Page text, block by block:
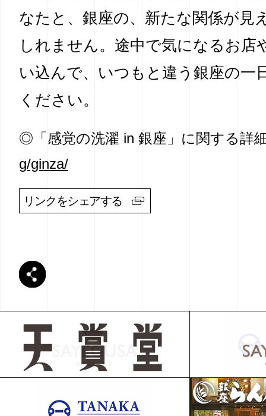
なたと、銀座の、新たな関係が見
しれません。途中で気になるお店
い込んで、いつもと違う銀座の一
ください。
◎「感覚の洗濯 in 銀座」に関する詳
g/ginza/
リンクをシェアする